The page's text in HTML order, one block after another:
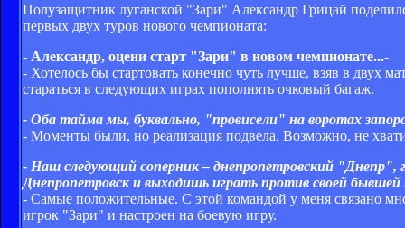
Полузащитник луганской "Зари" Александр Грицай
первых двух туров нового чемпионата:
- Александр, оцени старт "Зари" в новом чемпионате...-
- Хотелось бы стартовать конечно чуть лучше, взяв в двух
стараться в следующих играх пополнять очковый багаж.
- Оба тайма мы, буквально, "провисели" на воротах
- Моменты были, но реализация подвела. Возможно, не
- Наш следующий соперник – днепропетровский "Днепр",
Днепропетровск и выходишь играть против своей бывшей
- Самые положительные. С этой командой у меня связано
игрок "Зари" и настроен на боевую игру.